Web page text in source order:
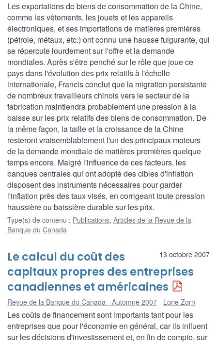
Les exportations de biens de consommation de la Chine,
comme les vêtements, les jouets et les appareils
électroniques, et ses importations de matières premières
(pétrole, métaux, etc.) ont connu une hausse fulgurante, qui
se répercute lourdement sur l'offre et la demande
mondiales. Après s'être penché sur le rôle que joue ce
pays dans l'évolution des prix relatifs à l'échelle
internationale, Francis conclut que la migration persistante
de nombreux travailleurs chinois vers le secteur de la
fabrication maintiendra probablement une pression à la
baisse sur les prix relatifs des biens de consommation. De
la même façon, la taille et la croissance de la Chine
resteront vraisemblablement l'un des principaux moteurs
de la demande mondiale de matières premières quelque
temps encore. Malgré l'influence de ces facteurs, les
banques centrales qui ont adopté des cibles d'inflation
disposent des instruments nécessaires pour garder
l'inflation près des taux visés, en corrigeant toute pression
haussière ou baissière durable sur les prix.
Type(s) de contenu : Publications, Articles de la Revue de la
Banque du Canada
13 octobre 2007
Le calcul du coût des
capitaux propres des entreprises
canadiennes et américaines
Revue de la Banque du Canada - Automne 2007 Lorie Zorn
Les coûts de financement sont importants tant pour les
entreprises que pour l'économie en général, car ils influent
sur les décisions d'investissement et, en fin de compte, sur